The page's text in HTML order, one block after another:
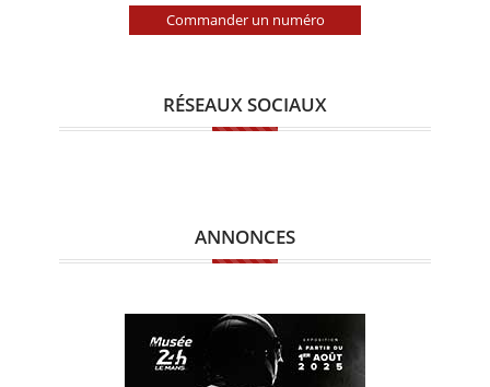
Commander un numéro
RÉSEAUX SOCIAUX
ANNONCES